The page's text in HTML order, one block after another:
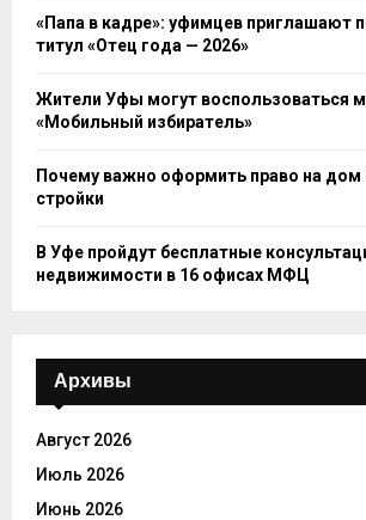
«Папа в кадре»: уфимцев приглашают
титул «Отец года — 2026»
Жители Уфы могут воспользоваться
«Мобильный избиратель»
Почему важно оформить право на дом
стройки
В Уфе пройдут бесплатные
недвижимости в 16 офисах МФЦ
Архивы
Август 2026
Июль 2026
Июнь 2026